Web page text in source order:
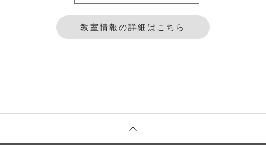
教室情報の詳細はこちら